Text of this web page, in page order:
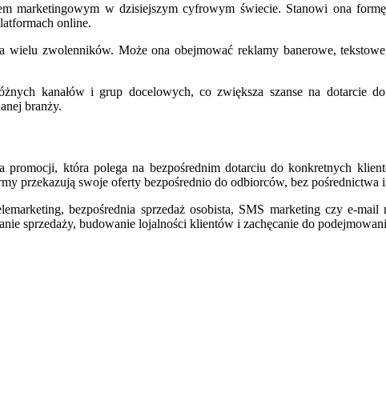
marketingowym w dzisiejszym cyfrowym świecie. Stanowi ona
online.
wielu zwolenników. Może ona obejmować reklamy banerowe,
kanałów i grup docelowych, co zwiększa szanse na dotarcie
branży.
która polega na bezpośrednim dotarciu do konkretnych
przekazują swoje oferty bezpośrednio do odbiorców, bez pośrednictwa
bezpośrednia sprzedaż osobista, SMS marketing czy e-
sprzedaży, budowanie lojalności klientów i zachęcanie do